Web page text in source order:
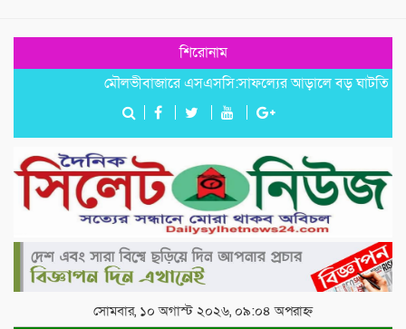
শিরোনাম
মৌলভীবাজারে এসএসসি:সাফল্যের আড়ালে বড় ঘাটতি
সোমবার, ১০ অগাস্ট ২০২৬, ০৯:০৪ অপরাহ্ন